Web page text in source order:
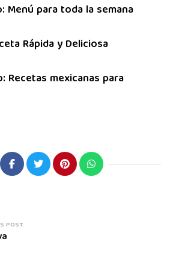
Menú para toda la semana
Rápida y Deliciosa
Recetas mexicanas para
POST